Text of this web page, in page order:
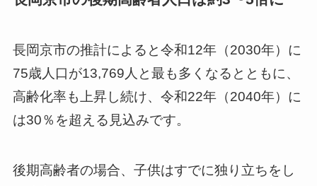
長岡京市の推計によると令和12年（2030年）に
75歳人口が13,769人と最も多くなるとともに、
高齢化率も上昇し続け、令和22年（2040年）に
は30％を超える見込みです。
後期高齢者の場合、子供はすでに独り立ちをし